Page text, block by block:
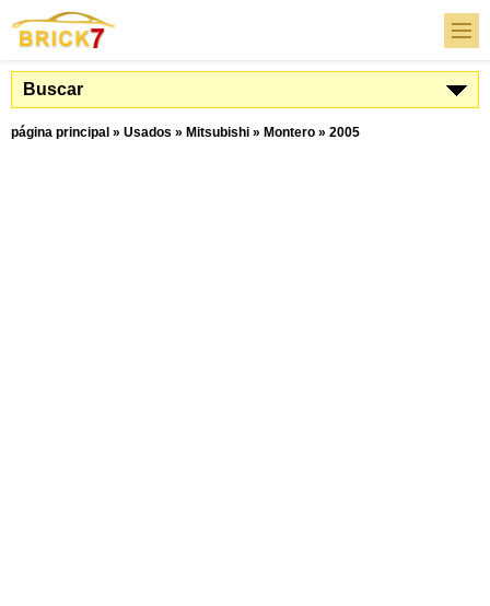
Buscar
página principal » Usados » Mitsubishi » Montero » 2005